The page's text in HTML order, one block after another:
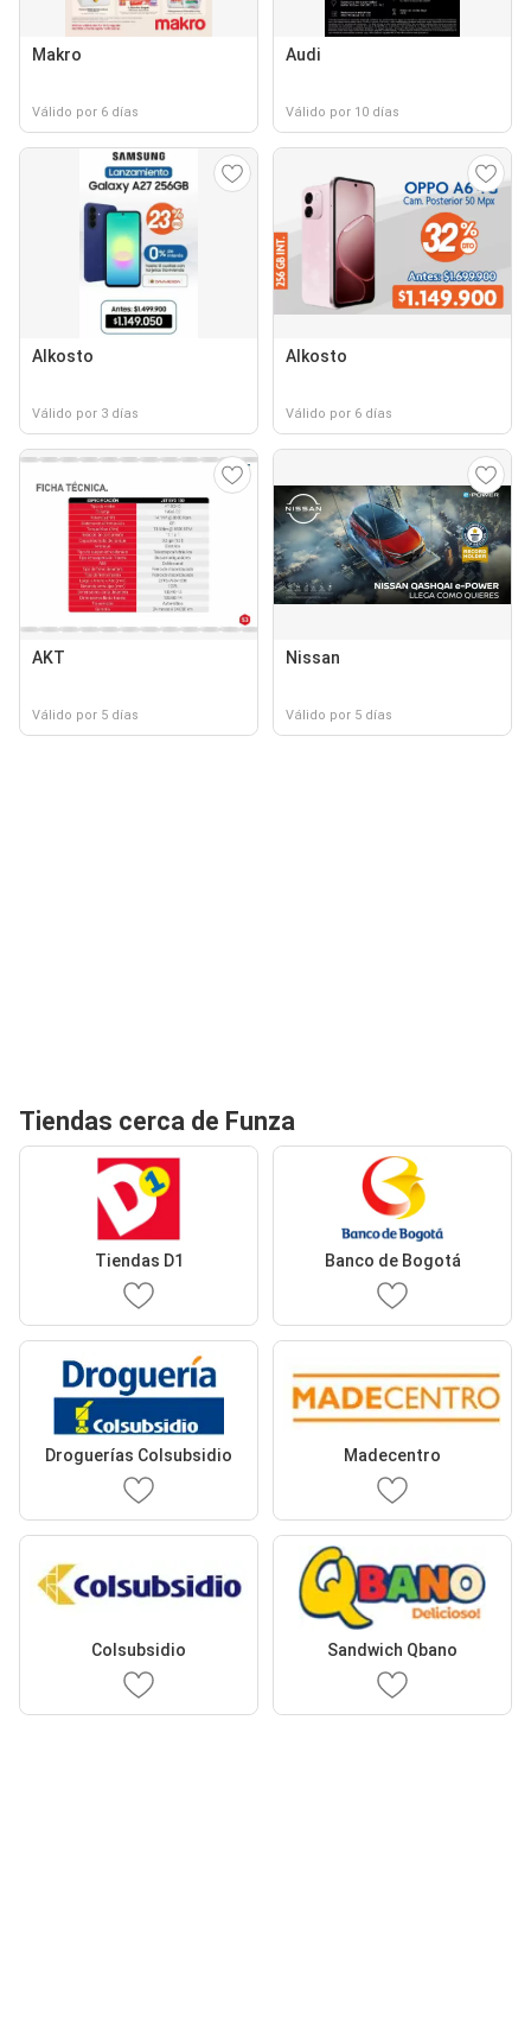
Makro
Válido por 6 días
Audi
Válido por 10 días
Alkosto
Válido por 3 días
Alkosto
Válido por 6 días
AKT
Válido por 5 días
Nissan
Válido por 5 días
Tiendas cerca de Funza
Tiendas D1 Banco de Bogotá
Droguerías Colsubsidio Madecentro
Colsubsidio Sandwich Qbano